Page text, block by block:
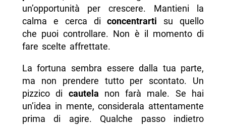
un’opportunità per crescere. Mantieni la
calma e cerca diconcentrarti su quello
che puoi controllare. Non è il momento di
fare scelte affrettate.
La fortuna sembra essere dalla tua parte,
ma non prendere tutto per scontato. Un
pizzico di cautela non farà male. Se hai
un’idea in mente, considerala attentamente
prima di agire. Qualche passo indietro